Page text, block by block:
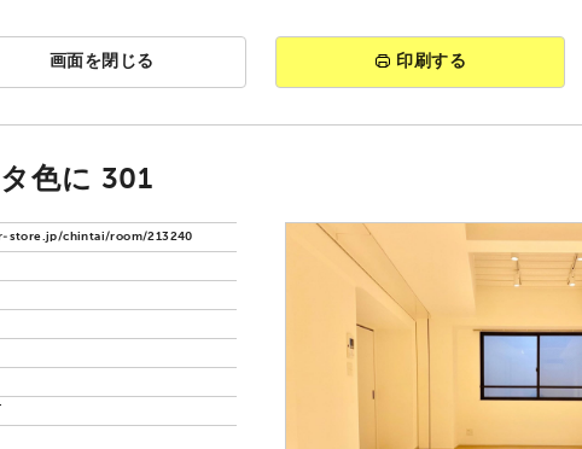
画面を閉じる 印刷する
色に 301
store.jp/chintai/room/213240